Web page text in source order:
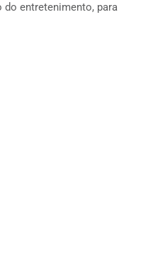
do entretenimento, para